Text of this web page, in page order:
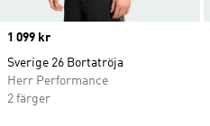
Price
1 099 kr
Sverige 26 Bortatröja
Herr Performance
2 färger